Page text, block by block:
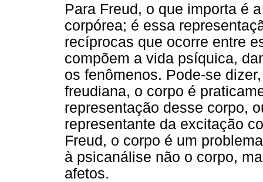
Para Freud, o que importa é
corpórea; é essa
recíprocas que ocorre entre
compõem a vida psíquica,
os fenômenos. Pode-se
freudiana, o corpo é
representação desse corpo,
representante da excitação
Freud, o corpo é um
à psicanálise não o corpo,
afetos.